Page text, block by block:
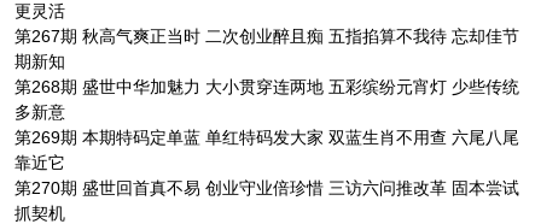
更灵活
第267期 秋高气爽正当时 二次创业醉且痴 五指掐算不我待 忘却佳节
期新知
第268期 盛世中华加魅力 大小贯穿连两地 五彩缤纷元宵灯 少些传统
多新意
第269期 本期特码定单蓝 单红特码发大家 双蓝生肖不用查 六尾八尾
靠近它
第270期 盛世回首真不易 创业守业倍珍惜 三访六问推改革 固本尝试
抓契机